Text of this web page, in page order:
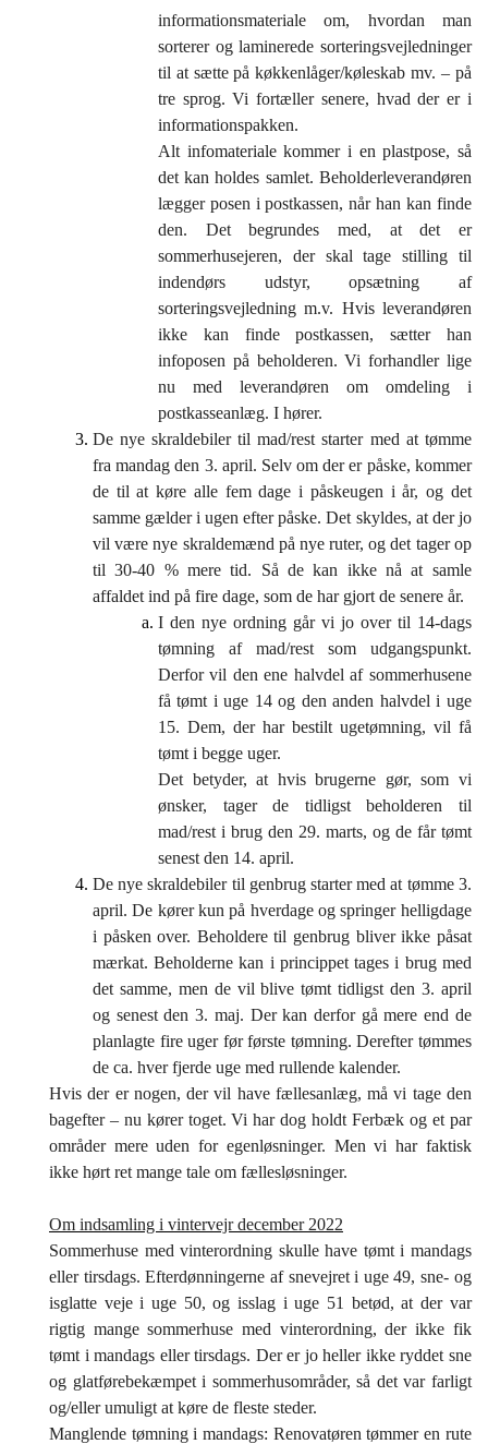
informationsmateriale om, hvordan man
sorterer og laminerede sorteringsvejledninger
til at sætte på køkkenlåger/køleskab mv. – på
tre sprog. Vi fortæller senere, hvad der er i
informationspakken.
Alt infomateriale kommer i en plastpose, så
det kan holdes samlet. Beholderleverandøren
lægger posen i postkassen, når han kan finde
den. Det begrundes med, at det er
sommerhusejeren, der skal tage stilling til
indendørs udstyr, opsætning af
sorteringsvejledning m.v. Hvis leverandøren
ikke kan finde postkassen, sætter han
infoposen på beholderen. Vi forhandler lige
nu med leverandøren om omdeling i
postkasseanlæg. I hører.
De nye skraldebiler til mad/rest starter med at tømme
fra mandag den 3. april. Selv om der er påske, kommer
de til at køre alle fem dage i påskeugen i år, og det
samme gælder i ugen efter påske. Det skyldes, at der jo
vil være nye skraldemænd på nye ruter, og det tager op
til 30-40 % mere tid. Så de kan ikke nå at samle
affaldet ind på fire dage, som de har gjort de senere år.
I den nye ordning går vi jo over til 14-dags
tømning af mad/rest som udgangspunkt.
Derfor vil den ene halvdel af sommerhusene
få tømt i uge 14 og den anden halvdel i uge
15. Dem, der har bestilt ugetømning, vil få
tømt i begge uger.
Det betyder, at hvis brugerne gør, som vi
ønsker, tager de tidligst beholderen til
mad/rest i brug den 29. marts, og de får tømt
senest den 14. april.
De nye skraldebiler til genbrug starter med at tømme 3.
april. De kører kun på hverdage og springer helligdage
i påsken over. Beholdere til genbrug bliver ikke påsat
mærkat. Beholderne kan i princippet tages i brug med
det samme, men de vil blive tømt tidligst den 3. april
og senest den 3. maj. Der kan derfor gå mere end de
planlagte fire uger før første tømning. Derefter tømmes
de ca. hver fjerde uge med rullende kalender.
Hvis der er nogen, der vil have fællesanlæg, må vi tage den
bagefter – nu kører toget. Vi har dog holdt Ferbæk og et par
områder mere uden for egenløsninger. Men vi har faktisk
ikke hørt ret mange tale om fællesløsninger.
Om indsamling i vintervejr december 2022
Sommerhuse med vinterordning skulle have tømt i mandags
eller tirsdags. Efterdønningerne af snevejret i uge 49, sne- og
isglatte veje i uge 50, og isslag i uge 51 betød, at der var
rigtig mange sommerhuse med vinterordning, der ikke fik
tømt i mandags eller tirsdags. Der er jo heller ikke ryddet sne
og glatførebekæmpet i sommerhusområder, så det var farligt
og/eller umuligt at køre de fleste steder.
Manglende tømning i mandags: Renovatøren tømmer en rute